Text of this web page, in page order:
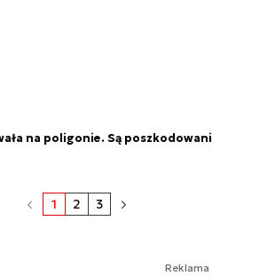
na poligonie. Są poszkodowani
1 2 3
Reklama